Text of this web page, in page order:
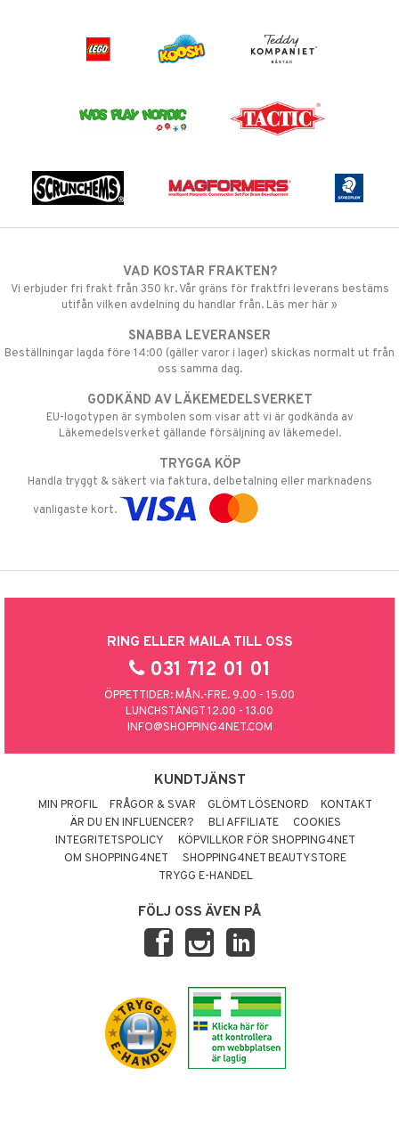
VAD KOSTAR FRAKTEN?
Vi erbjuder fri frakt från 350 kr. Vår gräns för fraktfri leverans bestäms
utifån vilken avdelning du handlar från. Läs mer här »
SNABBA LEVERANSER
Beställningar lagda före 14:00 (gäller varor i lager) skickas normalt ut från
oss samma dag.
GODKÄND AV LÄKEMEDELSVERKET
EU-logotypen är symbolen som visar att vi är godkända av
Läkemedelsverket gällande försäljning av läkemedel.
TRYGGA KÖP
Handla tryggt & säkert via faktura, delbetalning eller marknadens
vanligaste kort.
RING ELLER MAILA TILL OSS
031 712 01 01
ÖPPETTIDER: MÅN.-FRE. 9.00 - 15.00
LUNCHSTÄNGT 12.00 - 13.00
INFO@SHOPPING4NET.COM
KUNDTJÄNST
MIN PROFIL FRÅGOR & SVAR GLÖMT LÖSENORD
KONTAKT
ÄR DU EN INFLUENCER?
BLI AFFILIATE
COOKIES
INTEGRITETSPOLICY
KÖPVILLKOR FÖR SHOPPING4NET
OM SHOPPING4NET
SHOPPING4NET BEAUTYSTORE
TRYGG E-HANDEL
FÖLJ OSS ÄVEN PÅ